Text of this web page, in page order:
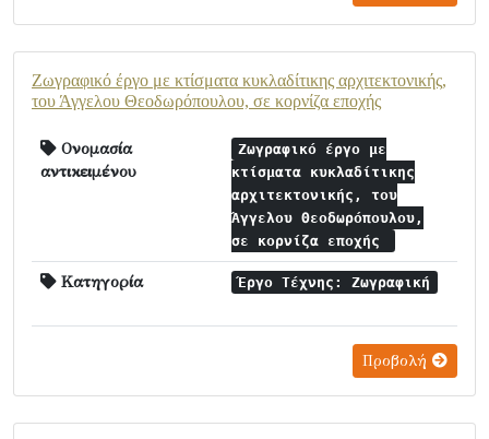
Ζωγραφικό έργο με κτίσματα κυκλαδίτικης αρχιτεκτονικής,
του Άγγελου Θεοδωρόπουλου, σε κορνίζα εποχής
Ονομασία
αντικειμένου
Ζωγραφικό έργο με
κτίσματα κυκλαδίτικης
αρχιτεκτονικής, του
Άγγελου Θεοδωρόπουλου,
σε κορνίζα εποχής
Κατηγορία Έργο Τέχνης: Ζωγραφική
Προβολή